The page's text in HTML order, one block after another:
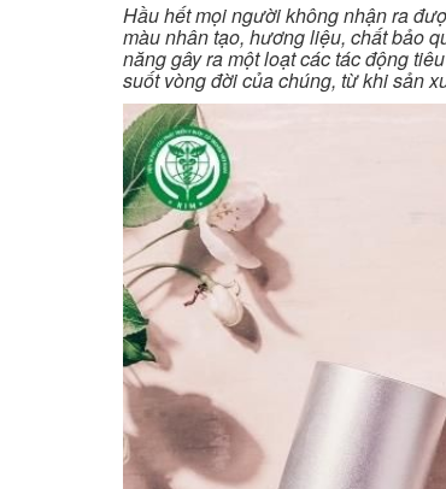
Hầu hết mọi người không nhận ra
màu nhân tạo, hương liệu, chất bảo
năng gây ra một loạt các tác động
suốt vòng đời của chúng, từ khi sản